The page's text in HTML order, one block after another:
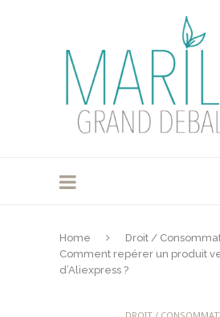
Home
Droit /
Comment repérer un produit
d’Aliexpress ?